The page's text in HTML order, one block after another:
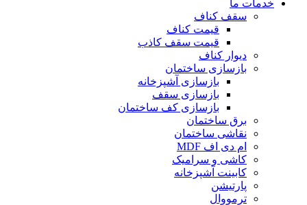
خدمات ما
سقف کناف
قیمت کناف
قیمت سقف کاذب
دیوار کناف
بازسازی ساختمان
بازسازی آشپزخانه
بازسازی سقف
بازسازی کف ساختمان
برق ساختمان
نقاشی ساختمان
ام دی اف MDF
کاشی و سرامیک
کابینت آشپزخانه
پارتیشن
ترمووال